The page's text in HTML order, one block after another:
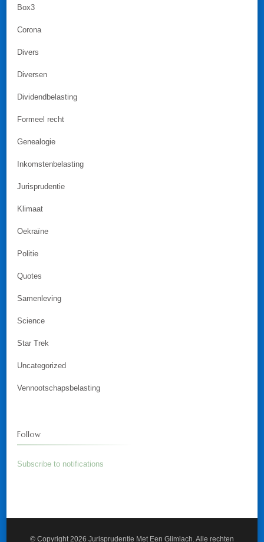
Box3
Corona
Divers
Diversen
Dividendbelasting
Formeel recht
Genealogie
Inkomstenbelasting
Jurisprudentie
Klimaat
Oekraïne
Politie
Quotes
Samenleving
Science
Star Trek
Uncategorized
Vennootschapsbelasting
Follow
Subscribe to notifications
© Copyright 2026 Jurisprudentie Met Een Glimlach . Alle rechten